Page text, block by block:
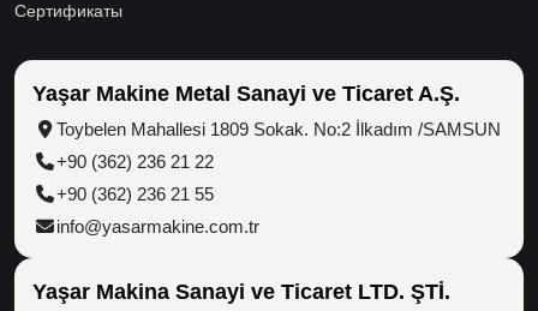
Сертификаты
Yaşar Makine Metal Sanayi ve Ticaret A.Ş.
Toybelen Mahallesi 1809 Sokak. No:2 İlkadım /SAMSUN
+90 (362) 236 21 22
+90 (362) 236 21 55
info@yasarmakine.com.tr
Yaşar Makina Sanayi ve Ticaret LTD. ŞTİ.